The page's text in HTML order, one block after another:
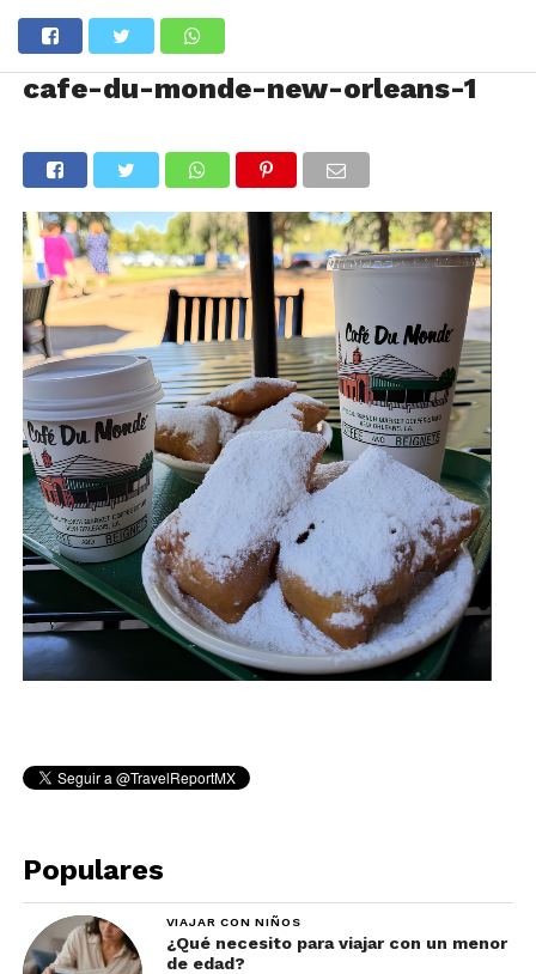
cafe-du-monde-new-orleans-1
Populares
VIAJAR CON NIÑOS
¿Qué necesito para viajar con un menor
de edad?